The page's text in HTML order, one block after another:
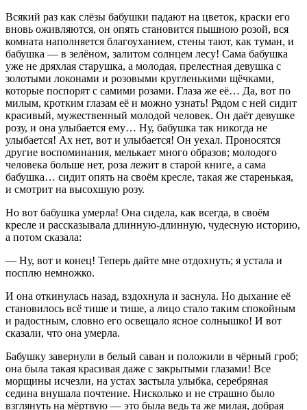
Всякий раз как слёзы бабушки падают на цветок, краски его
вновь оживляются, он опять становится пышною розой, вся
комната наполняется благоуханием, стены тают, как туман, и
бабушка — в зелёном, залитом солнцем лесу! Сама бабушка
уже не дряхлая старушка, а молодая, прелестная девушка с
золотыми локонами и розовыми кругленькими щёчками,
которые поспорят с самими розами. Глаза же её… Да, вот по
милым, кротким глазам её и можно узнать! Рядом с ней сидит
красивый, мужественный молодой человек. Он даёт девушке
розу, и она улыбается ему… Ну, бабушка так никогда не
улыбается! Ах нет, вот и улыбается! Он уехал. Проносятся
другие воспоминания, мелькает много образов; молодого
человека больше нет, роза лежит в старой книге, а сама
бабушка… сидит опять на своём кресле, такая же старенькая,
и смотрит на высохшую розу.
Но вот бабушка умерла! Она сидела, как всегда, в своём
кресле и рассказывала длинную-длинную, чудесную историю,
а потом сказала:
— Ну, вот и конец! Теперь дайте мне отдохнуть; я устала и
посплю немножко.
И она откинулась назад, вздохнула и заснула. Но дыхание её
становилось всё тише и тише, а лицо стало таким спокойным
и радостным, словно его освещало ясное солнышко! И вот
сказали, что она умерла.
Бабушку завернули в белый саван и положили в чёрный гроб;
она была такая красивая даже с закрытыми глазами! Все
морщины исчезли, на устах застыла улыбка, серебряная
седина внушала почтение. Нисколько и не страшно было
взглянуть на мёртвую — это была ведь та же милая, добрая